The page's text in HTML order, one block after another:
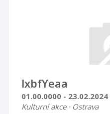
lxbfYeaa
01.00.0000 - 23.02.2024
Kulturní akce · Ostrava